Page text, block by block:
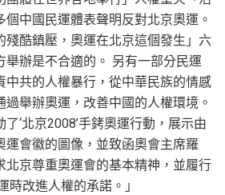
中國民運體表聲明反對北京奧運。
殘酷鎮壓，奧運在北京這個發生」六
舉辦是不合適的。 另有一部分民運
中共的人權暴行，從中華民族的情感
舉辦奧運，改善中國的人權環境。
了‘北京2008’手銬奧運行動，展示由
運會徽的圖像，並致函奧會主席羅
北京尊重奧運會的基本精神，並履行
時改進人權的承諾。」